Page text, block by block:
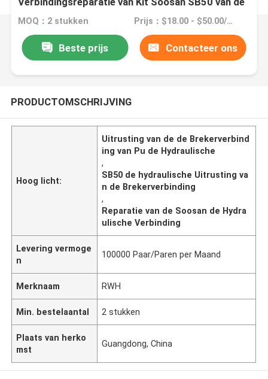
Brekerverbinding
MOQ：2 stukken Prijs：$18.00 - $50.00/Pieces
Beste prijs Contacteer ons
PRODUCTOMSCHRIJVING
Hoog licht:
Uitrusting van de de Brekerverbind
ing van Pu de Hydraulische
,
SB50 de hydraulische Uitrusting va
n de Brekerverbinding
,
Reparatie van de Soosan de Hydra
ulische Verbinding
Levering vermoge
n
100000 Paar/Paren per Maand
Merknaam RWH
Min. bestelaantal 2 stukken
Plaats van herko
mst
Guangdong, China